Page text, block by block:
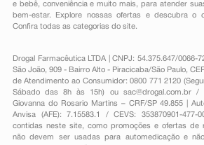
e bebê, conveniênciae muito mais, para atender
bem-estar. Explore nossas ofertas e descubra o
Confira todas as categorias do site.
Drogal Farmacêutica LTDA | CNPJ: 54.375.647/0066-
São João, 909 - Bairro Alto - Piracicaba/São Paulo,
de Atendimento ao Consumidor: 0800 771 2120
Sábado das 8h às 15h) ou sac@drogal.com.br/
Giovanna do Rosario Martins – CRF/SP 49.855 |
Anvisa (AFE): 7.15583.1 / CEVS: 353870901-477-
contidas neste site, como promoções e ofertas de
não devem ser usadas para automedicação e